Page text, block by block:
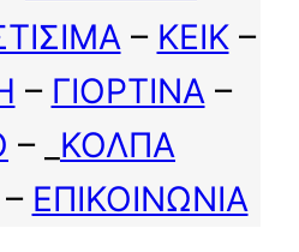
– ΚΕΙΚ–
– ΓΙΟΡΤΙΝΑ–
– _ ΚΟΛΠΑ
_ – ΕΠΙΚΟΙΝΩΝΙΑ